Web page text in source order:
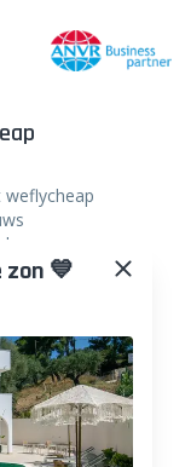
vragen
zon 💙